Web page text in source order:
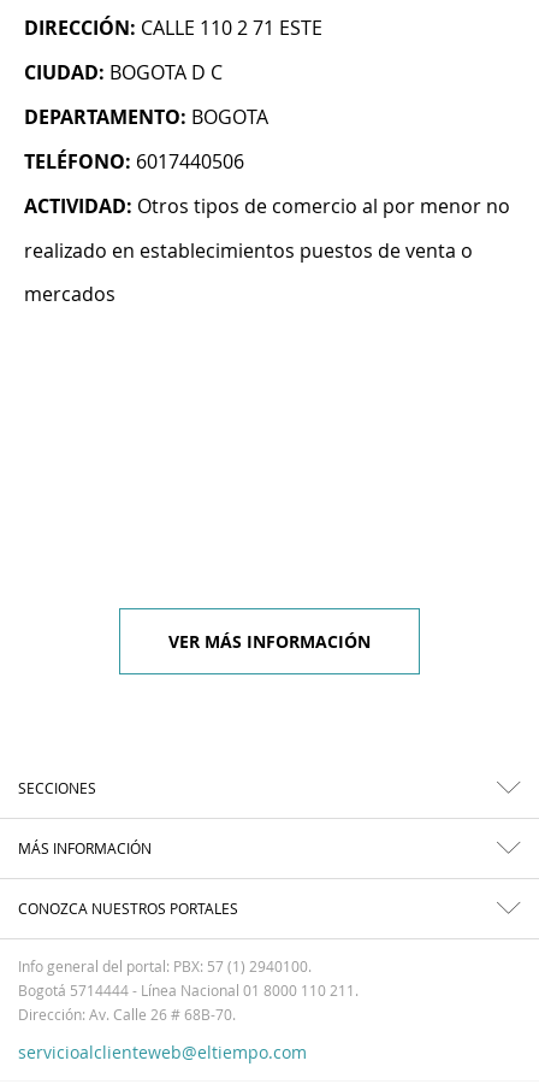
DIRECCIÓN: CALLE 110 2 71 ESTE
CIUDAD: BOGOTA D C
DEPARTAMENTO: BOGOTA
TELÉFONO: 6017440506
ACTIVIDAD: Otros tipos de comercio al por menor no
realizado en establecimientos puestos de venta o
mercados
VER MÁS INFORMACIÓN
SECCIONES
MÁS INFORMACIÓN
CONOZCA NUESTROS PORTALES
Info general del portal: PBX: 57 (1) 2940100.
Bogotá 5714444 - Línea Nacional 01 8000 110 211.
Dirección: Av. Calle 26 # 68B-70.
servicioalclienteweb@eltiempo.com